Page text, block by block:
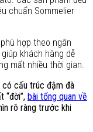
chuẩn Sommelier
hợp theo ngân
khách hàng dễ
mất nhiều thời gian.
có cấu trúc đậm đà
“đời”, bài tổng quan về
rõ ràng trước khi